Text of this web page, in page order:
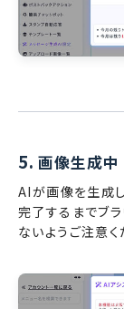
5. 画像生成中
AIが画像を生成し
完了するまでブ
ないようご注意く